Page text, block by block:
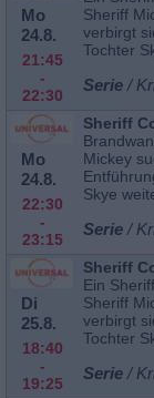
Mo
24.8.
21:45
-
22:30
Sheriff
verbirgt
Tochter
Serie /
Mo
24.8.
22:30
-
23:15
Sheriff
Mickey
Skye
Serie /
Di
25.8.
18:40
-
19:25
Sheriff
Ein
Sheriff
verbirgt
Tochter
Serie /